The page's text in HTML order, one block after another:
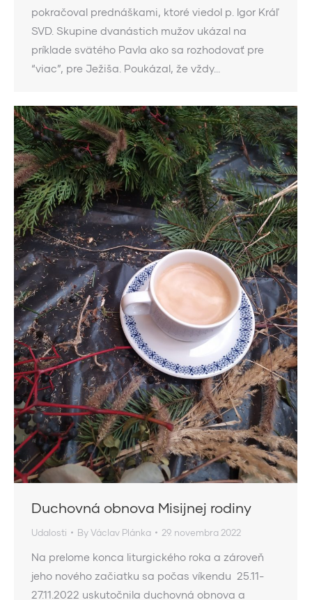
pokračoval prednáškami, ktoré viedol p. Igor Kráľ
SVD. Skupine dvanástich mužov ukázal na
príklade svätého Pavla ako sa rozhodovať pre
“viac”, pre Ježiša. Poukázal, že vždy…
Duchovná obnova Misijnej rodiny
Udalosti ByVáclav Plánka 29. novembra 2022
Na prelome konca liturgického roka a zároveň
jeho nového začiatku sa počas víkendu 25.11-
27.11.2022 uskutočnila duchovná obnova a